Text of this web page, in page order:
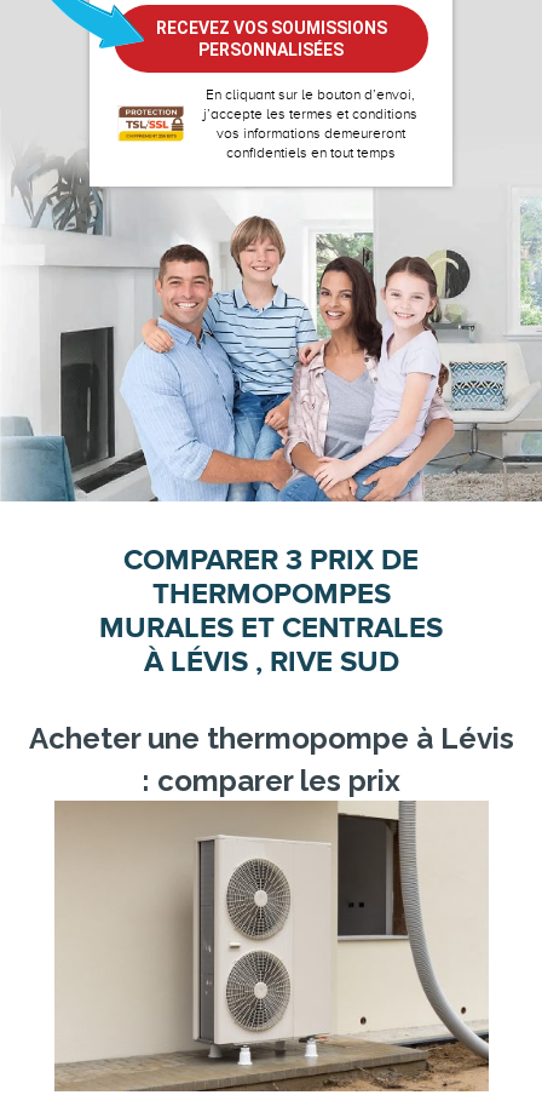
En cliquant sur le bouton d’envoi,
j’accepte les termes et conditions
vos informations demeureront
confidentiels en tout temps
COMPARER 3 PRIX DE
THERMOPOMPES
MURALES ET CENTRALES
À LÉVIS , RIVE SUD
Acheter une thermopompe à Lévis
: comparer les prix